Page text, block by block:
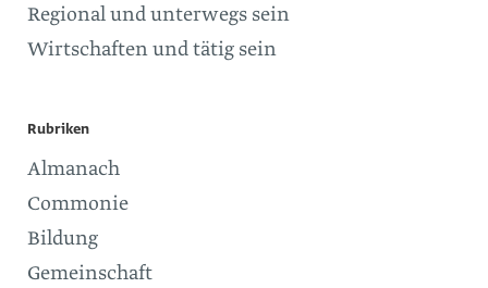
Regional und unterwegs sein
Wirtschaften und tätig sein
Rubriken
Almanach
Commonie
Bildung
Gemeinschaft